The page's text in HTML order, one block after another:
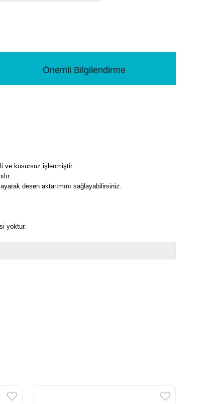
Önemli Bilgilendirme
ve kusursuz işlenmiştir.
desen aktarımını sağlayabilirsiniz.
yoktur.